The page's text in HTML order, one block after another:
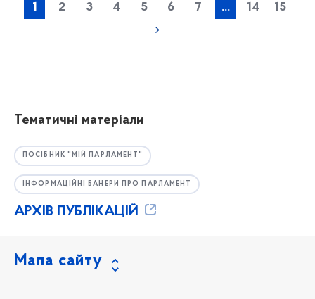
1 2 3 4 5 6 7 ... 14 15
Тематичні матеріали
ПОСІБНИК "МІЙ ПАРЛАМЕНТ"
ІНФОРМАЦІЙНІ БАНЕРИ ПРО ПАРЛАМЕНТ
АРХІВ ПУБЛІКАЦІЙ
Мапа сайту